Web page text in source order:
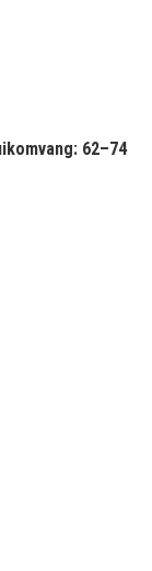
62–74